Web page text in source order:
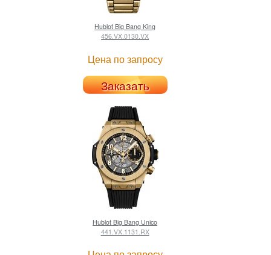
Hublot Big Bang King
456.VX.0130.VX
Цена по запросу
Заказать
Hublot Big Bang Unico
441.VX.1131.RX